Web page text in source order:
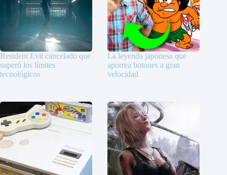
Resident Evil cancelado que
superó los límites
tecnológicos
La leyenda japonesa que
aporrea botones a gran
velocidad